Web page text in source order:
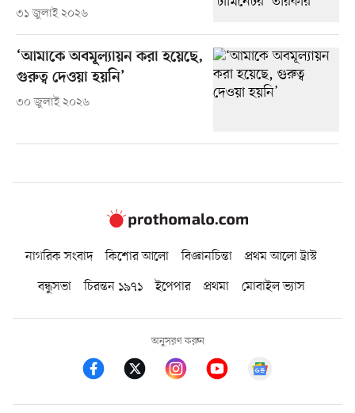
৩১ জুলাই ২০২৬
‘আমাকে অবমূল্যায়ন করা হয়েছে,
গুরুত্ব দেওয়া হয়নি’
৩০ জুলাই ২০২৬
নাগরিক সংবাদ কিশোর আলো বিজ্ঞানচিন্তা
প্রথম আলো ট্রাস্ট
বন্ধুসভা
চিরন্তন ১৯৭১ ইপেপার প্রথমা মোবাইল ভ্যাস
অনুসরণ করুন